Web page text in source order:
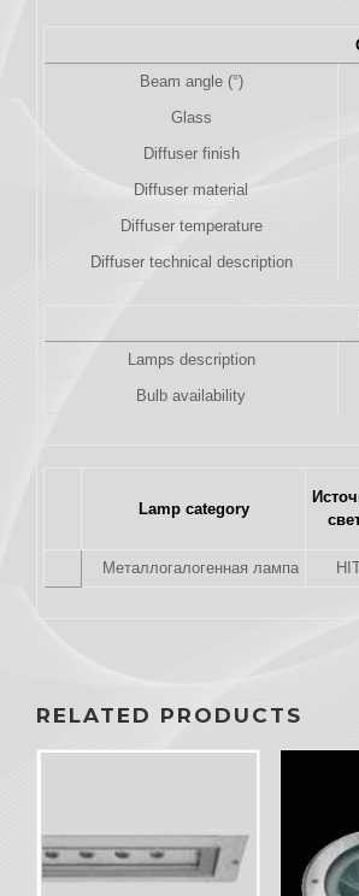
Beam angle (°)
Glass
Diffuser finish
Diffuser material
Diffuser temperature
Diffuser technical description
Lamps description
Bulb availability
Lamp category
Металлогалогенная лампа
RELATED PRODUCTS